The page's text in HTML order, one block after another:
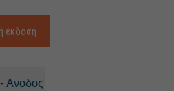
έκδοση
για τον DAX